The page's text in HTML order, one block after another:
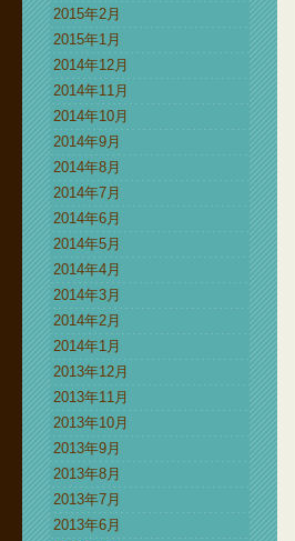
2015年2月
2015年1月
2014年12月
2014年11月
2014年10月
2014年9月
2014年8月
2014年7月
2014年6月
2014年5月
2014年4月
2014年3月
2014年2月
2014年1月
2013年12月
2013年11月
2013年10月
2013年9月
2013年8月
2013年7月
2013年6月